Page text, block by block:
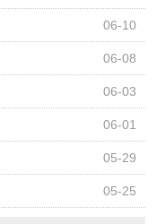
06-10
06-08
06-03
06-01
05-29
05-25